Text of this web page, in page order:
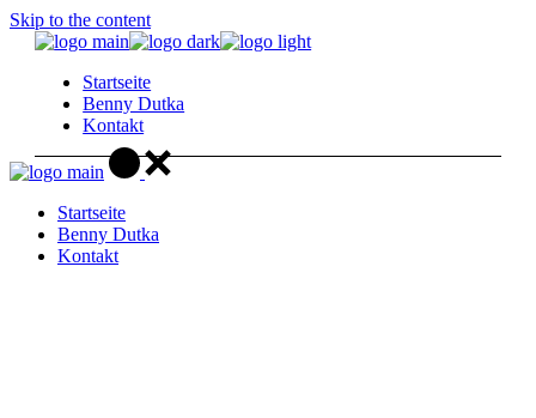
Skip to the content
Startseite
Benny Dutka
Kontakt
Startseite
Benny Dutka
Kontakt